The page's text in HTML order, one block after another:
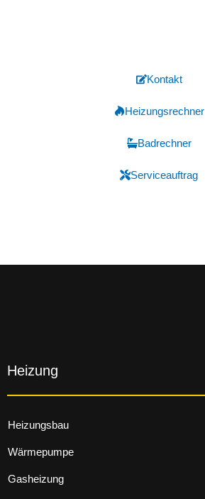
Kontakt
Heizungsrechner
Badrechner
Serviceauftrag
Heizung
Heizungsbau
Wärmepumpe
Gasheizung